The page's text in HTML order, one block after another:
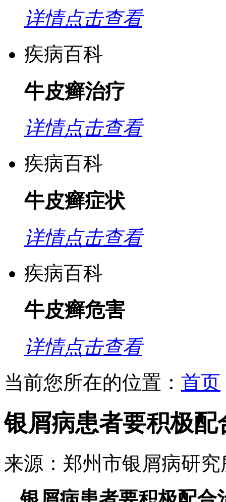
详情点击查看
疾病百科
牛皮癣治疗
详情点击查看
疾病百科
牛皮癣症状
详情点击查看
疾病百科
牛皮癣危害
详情点击查看
当前您所在的位置： 首页
银屑病患者要积极配
来源：郑州市银屑病研究